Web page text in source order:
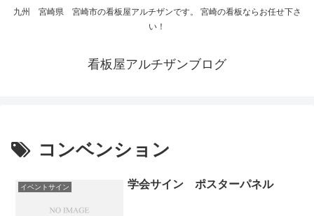
九州 宮崎県 宮崎市の看板屋アルチザンです。 宮崎の看板ならお任せ下さ
い！
看板屋アルチザンブログ
コンベンション
イベントサイン 学会サイン ポスターパネル